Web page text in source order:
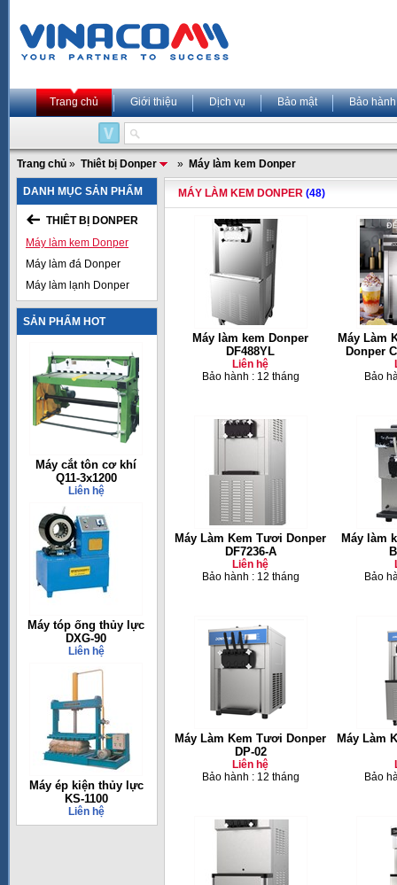
Trang chủ Giới thiệu Dịch vụ Bảo mật Bảo hành
Trang chủ » Thiêt bị Donper » Máy làm kem Donper
DANH MỤC SẢN PHẨM
THIÊT BỊ DONPER
Máy làm kem Donper
Máy làm đá Donper
Máy làm lạnh Donper
SẢN PHẨM HOT
Máy cắt tôn cơ khí
Q11-3x1200
Liên hệ
Máy tóp ống thủy lực
DXG-90
Liên hệ
Máy ép kiện thủy lực
KS-1100
Liên hệ
MÁY LÀM KEM DONPER (48)
Máy làm kem Donper
DF488YL
Liên hệ
Bảo hành : 12 tháng
Máy Làm
Donper
Bảo
Máy Làm Kem Tươi Donper
DF7236-A
Liên hệ
Bảo hành : 12 tháng
Máy làm
Bảo
Máy Làm Kem Tươi Donper
DP-02
Liên hệ
Bảo hành : 12 tháng
Máy Làm
Bảo